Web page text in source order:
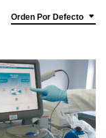
Orden Por Defecto